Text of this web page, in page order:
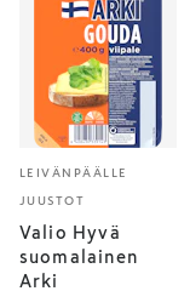
LEIVÄNPÄÄLLE
JUUSTOT
Valio Hyvä
suomalainen
Arki